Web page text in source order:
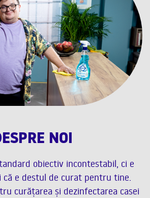
NOI
obiectiv incontestabil, ci e
că e destul de curat pentru tine.
curățarea și dezinfectarea casei